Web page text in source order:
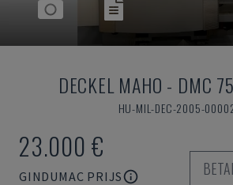
DECKEL MAHO - DMC
HU-MIL-DEC-2005-
23.000 €
GINDUMAC PRIJS